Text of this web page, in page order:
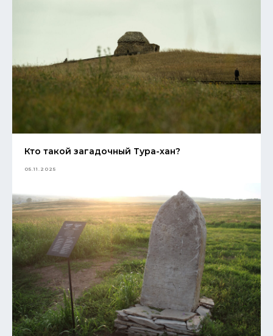
Кто такой загадочный Тура-хан?
05.11.2025